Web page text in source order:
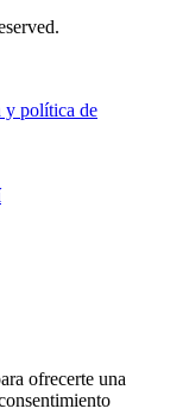
y política de
ofrecerte una